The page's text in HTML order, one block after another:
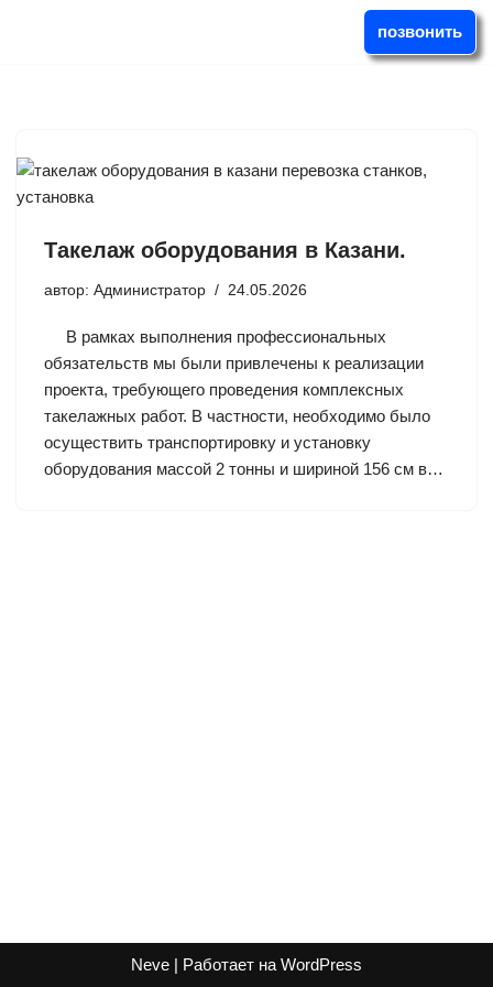
позвонить
Такелаж оборудования в Казани.
автор: Администратор 24.05.2026
В рамках выполнения профессиональных
обязательств мы были привлечены к реализации
проекта, требующего проведения комплексных
такелажных работ. В частности, необходимо было
осуществить транспортировку и установку
оборудования массой 2 тонны и шириной 156 см в…
Neve | Работает на WordPress